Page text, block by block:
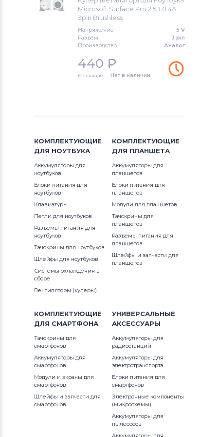
Вентиляторы (кулеры)Gigabyte
Вентиляторы (кулеры)
Вентиляторы (кулеры)
Вентиляторы (кулеры)Benq
Вентиляторы (кулеры)Lenovo
Вентиляторы (кулеры)Gateway
Вентиляторы (кулеры)FCN
Вентиляторы (кулеры)HP
Вентиляторы (кулеры)
Вентиляторы (кулеры) Hasee
Вентиляторы (кулеры)
Вентиляторы (кулеры)IBM
Вентиляторы (кулеры)Viewsonic
Microsoft Surface Pro 2 5В 0.4A
3pin Brushless
Напряжение
5 V
Разъем
3 pin
Производство
Аналог
440 ₽
На складе Нет в наличии
КОМПЛЕКТУЮЩИЕ
ДЛЯ НОУТБУКА
Аккумуляторы для
ноутбуков
Блоки питания для
ноутбуков
Клавиатуры
Петли для ноутбуков
Разъемы питания для
ноутбуков
Тачскрины для ноутбуков
Шлейфы для ноутбуков
Системы охлаждения в
сборе
Вентиляторы (кулеры)
КОМПЛЕКТУЮЩИЕ
ДЛЯ ПЛАНШЕТА
Аккумуляторы для
планшетов
Блоки питания для
планшетов
Модули для планшетов
Тачскрины для
планшетов
Разъемы питания для
планшетов
Шлейфы и запчасти для
планшетов
КОМПЛЕКТУЮЩИЕ
ДЛЯ СМАРТФОНА
Тачскрины для
смартфонов
Аккумуляторы для
смартфонов
Модули и экраны для
смартфонов
Шлейфы и запчасти для
смартфонов
УНИВЕРСАЛЬНЫЕ
АКСЕССУАРЫ
Аккумуляторы для
радиостанций
Аккумуляторы для
электротранспорта
Блоки питания для
смартфонов
Электронные компоненты
(микросхемы)
Аккумуляторы для
пылесосов
Аккумуляторы для